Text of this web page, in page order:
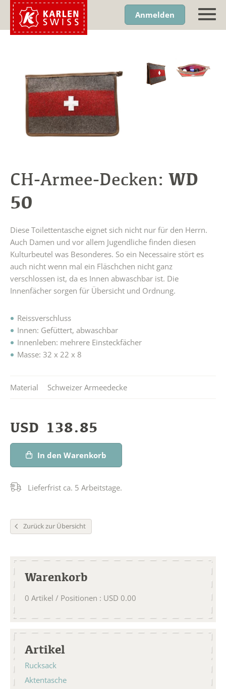
Anmelden
CH-Armee-Decken: WD
50
Diese Toilettentasche eignet sich nicht nur für den Herrn.
Auch Damen und vor allem Jugendliche finden diesen
Kulturbeutel was Besonderes. So ein Necessaire stört es
auch nicht wenn mal ein Fläschchen nicht ganz
verschlossen ist, da es Innen abwaschbar ist. Die
Innenfächer sorgen für Übersicht und Ordnung.
Reissverschluss
Innen: Gefüttert, abwaschbar
Innenleben: mehrere Einsteckfächer
Masse: 32 x 22 x 8
Material Schweizer Armeedecke
USD 138.85
In den Warenkorb
Lieferfrist ca. 5 Arbeitstage.
Zurück zur Übersicht
Warenkorb
0 Artikel / Positionen : USD 0.00
Artikel
Rucksack
Aktentasche